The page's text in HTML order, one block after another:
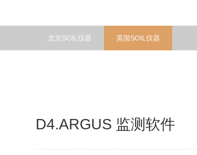
北京SOIL仪器 英国SOIL仪器
D4.ARGUS 监测软件